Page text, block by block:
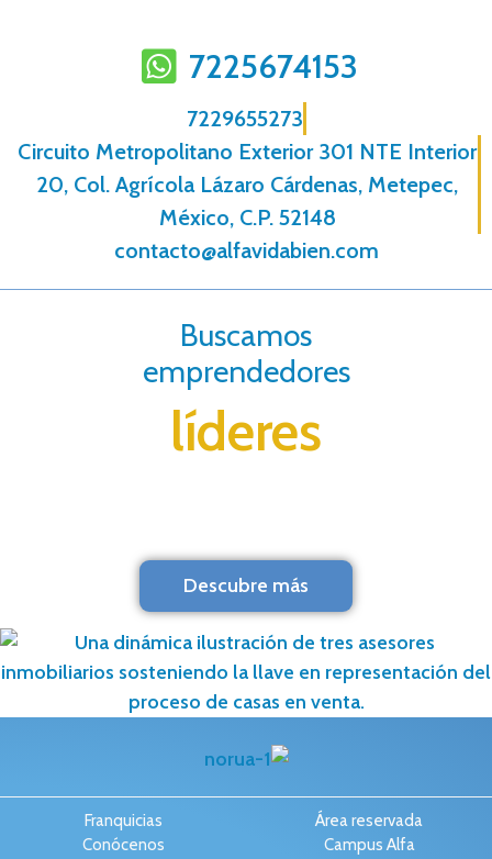
7225674153
7229655273
Circuito Metropolitano Exterior 301 NTE Interior
20, Col. Agrícola Lázaro Cárdenas, Metepec,
México, C.P. 52148
contacto@alfavidabien.com
Buscamos
emprendedores
líderes
Descubre más
Franquicias
Conócenos
Área reservada
Campus Alfa